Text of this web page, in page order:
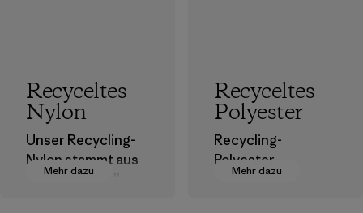
Mehr dazu
Recyceltes
Nylon
Unser Recycling-
Nylon stammt aus
postindustriellen
Mehr dazu
Recyceltes
Polyester
Recycling-
Polyester
verringert unsere